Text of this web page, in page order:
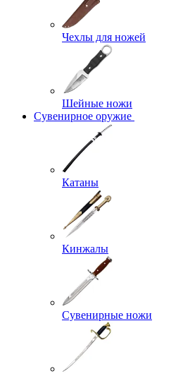
Чехлы для ножей
Шейные ножи
Сувенирное оружие
Катаны
Кинжалы
Сувенирные ножи